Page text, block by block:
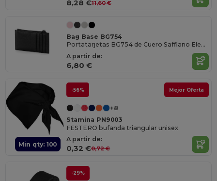
8,28 €11,60 €
Bag Base BG754
Portatarjetas BG754 de Cuero Saffiano Elegante
A partir de:
6,80 €
Min qty: 100
-56% Mejor Oferta
+8
Stamina PN9003
FESTERO bufanda triangular unisex
A partir de:
0,32 €0,72 €
-29%